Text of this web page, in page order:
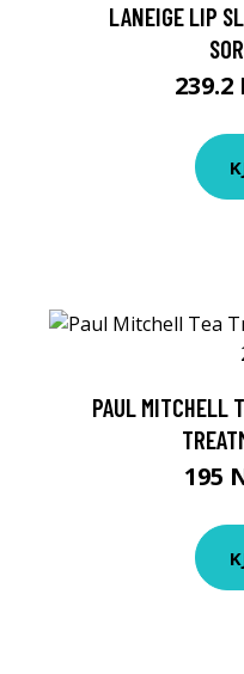
LANEIGE LIP
239.2
PAUL MITCHELL
195